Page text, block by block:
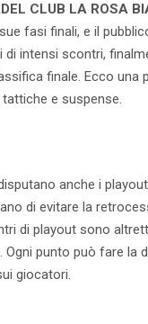
CLUB LA ROSA
fasi finali, e il
di intensi scontri,
finale. Ecco
e suspense.
anche i
di evitare la
di playout sono
Ogni punto può fare
giocatori.